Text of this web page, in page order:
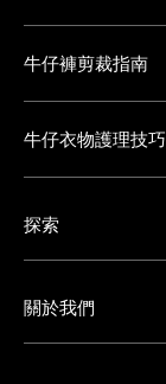
牛仔褲剪裁指南
牛仔衣物護理技巧
探索
關於我們